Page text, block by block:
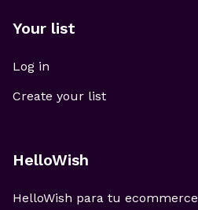
Your list
Log in
Create your list
HelloWish
HelloWish para tu ecommerce